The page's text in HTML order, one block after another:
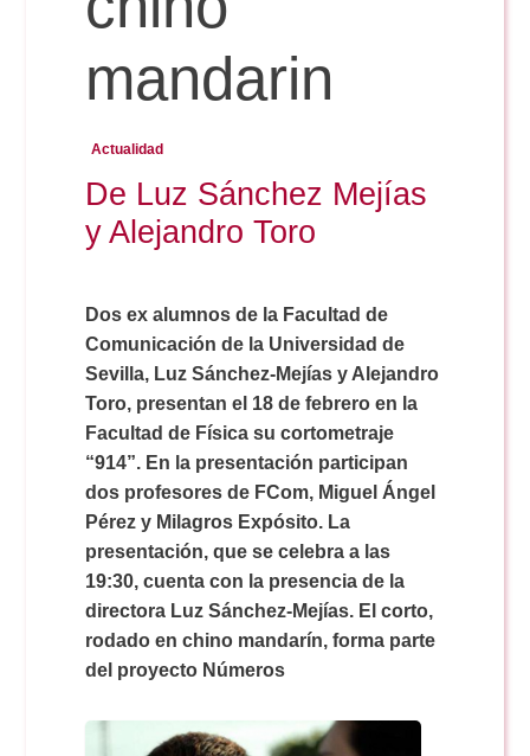
Reservas
Calendario Lectivo
Horarios
Periodismo
Publicidad y RR.PP
Comunicación Audiovisual
Doble Grado PER/CAV
Exámenes Grado
Periodismo
Publicidad y RR.PP
Comunicación Audiovisual
Doble Grado PER/CAV
Secretaría Virtual
#YoPractico
Boletines
mandarin
Actualidad
De Luz Sánchez Mejías
y Alejandro Toro
Dos ex alumnos de la Facultad de
Comunicación de la Universidad de
Sevilla, Luz Sánchez-Mejías y Alejandro
Toro, presentan el 18 de febrero en la
Facultad de Física su cortometraje
“914”. En la presentación participan
dos profesores de FCom, Miguel Ángel
Pérez y Milagros Expósito. La
presentación, que se celebra a las
19:30, cuenta con la presencia de la
directora Luz Sánchez-Mejías. El corto,
rodado en chino mandarín, forma parte
del proyecto Números